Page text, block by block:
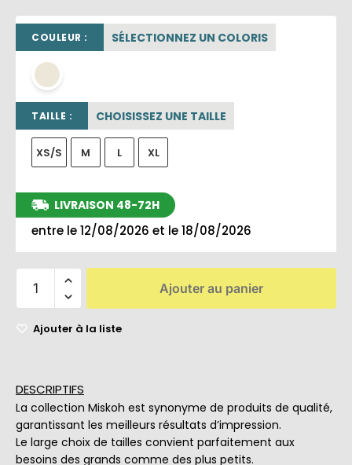
COULEUR : SÉLECTIONNEZ UN COLORIS
TAILLE : CHOISISSEZ UNE TAILLE
XS/S M L XL
LIVRAISON 48-72H
entre le 12/08/2026 et le 18/08/2026
Ajouter au panier
Ajouter à la liste
DESCRIPTIFS
La collection Miskoh est synonyme de produits de qualité,
garantissant les meilleurs résultats d’impression.
Le large choix de tailles convient parfaitement aux
besoins des grands comme des plus petits.